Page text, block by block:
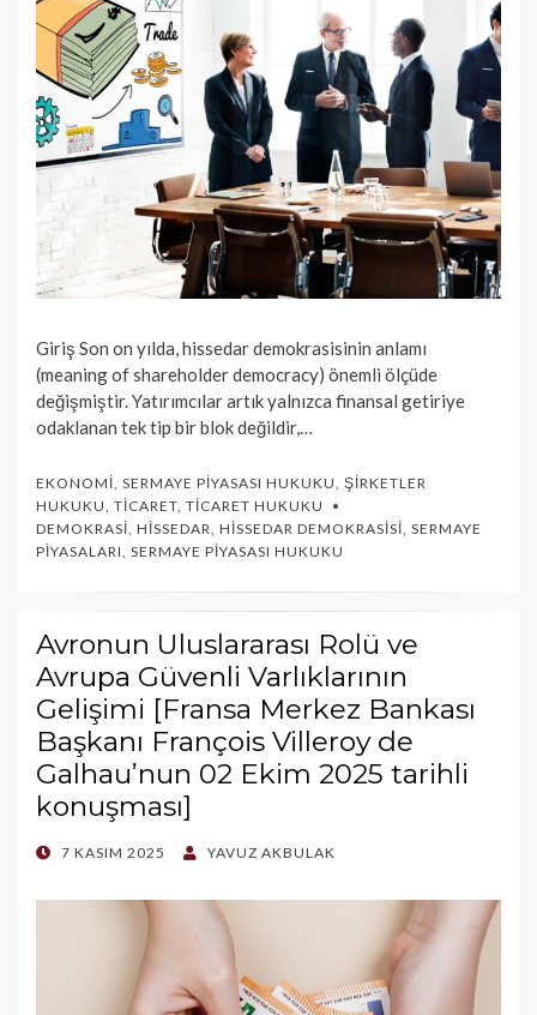
Giriş Son on yılda, hissedar demokrasisinin anlamı
(meaning of shareholder democracy) önemli ölçüde
değişmiştir. Yatırımcılar artık yalnızca finansal getiriye
odaklanan tek tip bir blok değildir,…
EKONOMI, SERMAYE PIYASASI HUKUKU, ŞIRKETLER
HUKUKU, TICARET, TICARET HUKUKU
DEMOKRASI, HISSEDAR, HISSEDAR DEMOKRASISI, SERMAYE
PIYASALARI, SERMAYE PIYASASI HUKUKU
Avronun Uluslararası Rolü ve
Avrupa Güvenli Varlıklarının
Gelişimi [Fransa Merkez Bankası
Başkanı François Villeroy de
Galhau’nun 02 Ekim 2025 tarihli
konuşması]
POSTED
7 KASIM 2025 YAVUZ AKBULAK